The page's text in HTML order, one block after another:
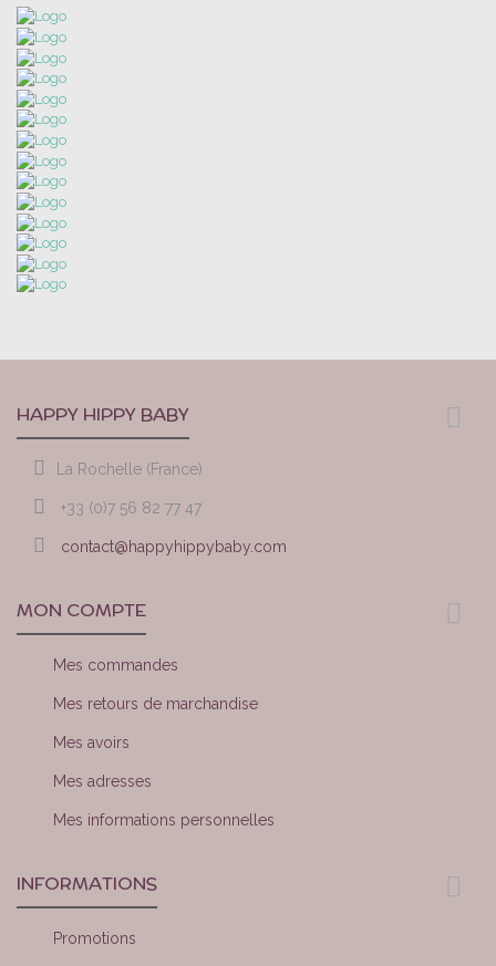
HAPPY HIPPY BABY
La Rochelle (France)
+33 (0)7 56 82 77 47
contact@happyhippybaby.com
MON COMPTE
Mes commandes
Mes retours de marchandise
Mes avoirs
Mes adresses
Mes informations personnelles
INFORMATIONS
Promotions